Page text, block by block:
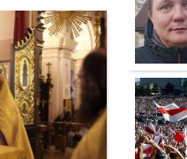
у него и
пожилые […]